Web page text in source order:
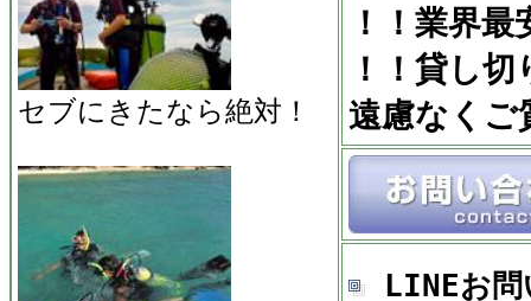
セブにきたなら絶対！
！！業界
！！貸し
遠慮なくご
LINEお問